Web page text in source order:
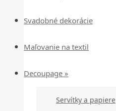
Svadobné dekorácie
Maľovanie na textil
Decoupage »
Servítky a papiere